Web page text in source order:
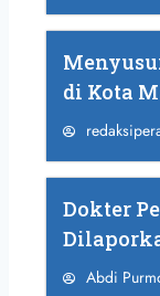
di Kota
Dokter
Abdi